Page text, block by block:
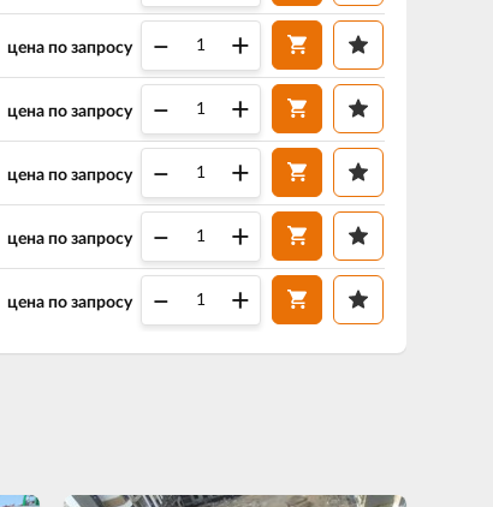
цена по запросу – +
цена по запросу – +
цена по запросу – +
цена по запросу – +
цена по запросу – +